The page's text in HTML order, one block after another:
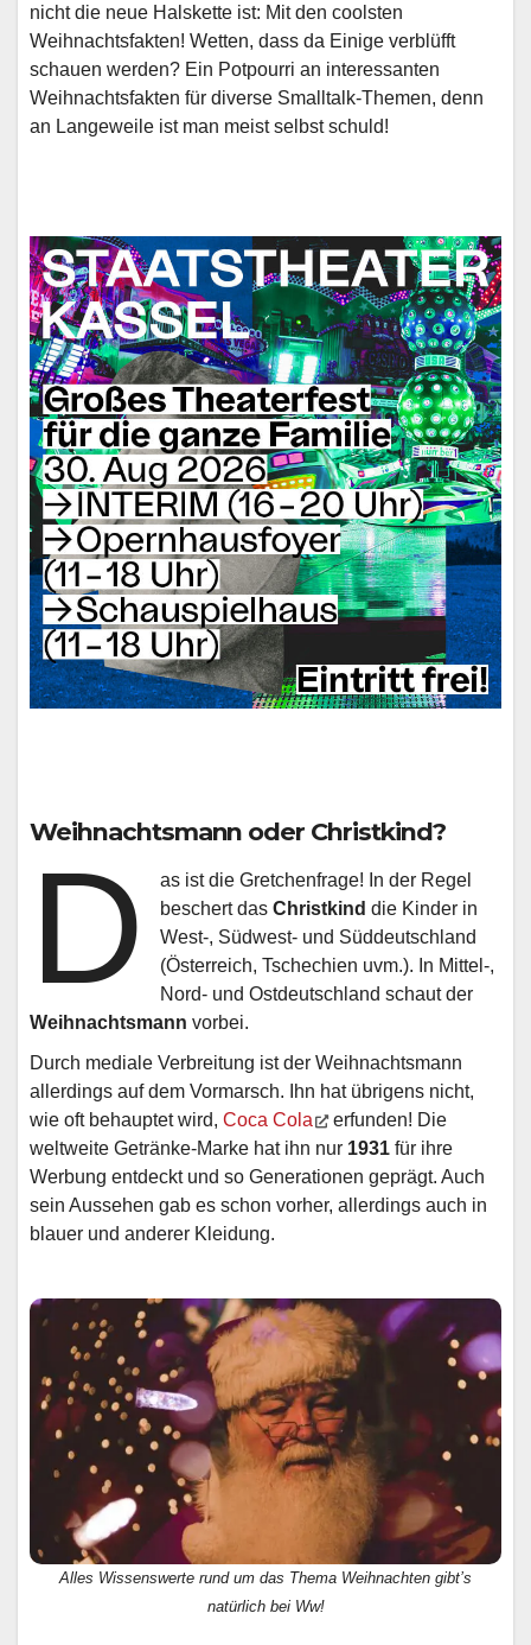
nicht die neue Halskette ist: Mit den coolsten
Weihnachtsfakten! Wetten, dass da Einige verblüfft
schauen werden? Ein Potpourri an interessanten
Weihnachtsfakten für diverse Smalltalk-Themen, denn
an Langeweile ist man meist selbst schuld!
Weihnachtsmann oder Christkind?
D
as ist die Gretchenfrage! In der Regel
beschert dasChristkind die Kinder in
West-, Südwest- und Süddeutschland
(Österreich, Tschechien uvm.). In Mittel-,
Nord- und Ostdeutschland schaut der
Weihnachtsmann vorbei.
Durch mediale Verbreitung ist der Weihnachtsmann
allerdings auf dem Vormarsch. Ihn hat übrigens nicht,
wie oft behauptet wird, Coca Cola
erfunden! Die
weltweite Getränke-Marke hat ihn nur 1931 für ihre
Werbung entdeckt und so Generationen geprägt. Auch
sein Aussehen gab es schon vorher, allerdings auch in
blauer und anderer Kleidung.
Alles Wissenswerte rund um das Thema Weihnachten gibt’s
natürlich bei Ww!